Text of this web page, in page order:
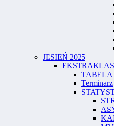
JESIEŃ 2025
TABELA
Terminarz